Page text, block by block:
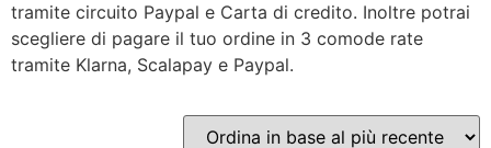
tramite circuito Paypal e Carta di credito. Inoltre potrai
scegliere di pagare il tuo ordine in 3 comode rate
tramite Klarna, Scalapay e Paypal.